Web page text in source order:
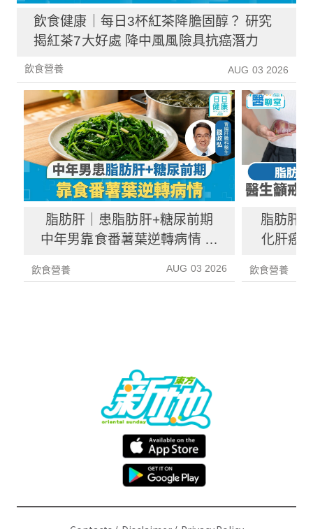
飲食健康｜每日3杯紅茶降膽固醇？ 研究
揭紅茶7大好處 降中風風險具抗癌潛力
飲食營養 AUG 03 2026
脂肪肝｜患脂肪肝+糖尿前期
中年男靠食番薯葉逆轉病情 肝
飲食營養 AUG 03 2026
脂肪肝
化肝癌
飲食營養